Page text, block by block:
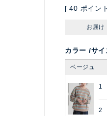
[ 40 ポイン
お届け
カラー サイ
ベージュ
1
2